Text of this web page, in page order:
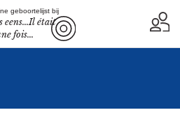
geboortelijst bij
eens...Il était
fois...